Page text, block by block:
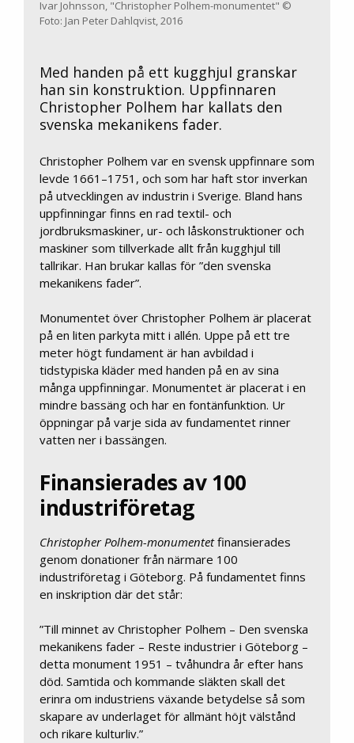
Ivar Johnsson, "Christopher Polhem-monumentet" ©
Foto: Jan Peter Dahlqvist, 2016
Med handen på ett kugghjul granskar
han sin konstruktion. Uppfinnaren
Christopher Polhem har kallats den
svenska mekanikens fader.
Christopher Polhem var en svensk uppfinnare som
levde 1661–1751, och som har haft stor inverkan
på utvecklingen av industrin i Sverige. Bland hans
uppfinningar finns en rad textil- och
jordbruksmaskiner, ur- och låskonstruktioner och
maskiner som tillverkade allt från kugghjul till
tallrikar. Han brukar kallas för ”den svenska
mekanikens fader”.
Monumentet över Christopher Polhem är placerat
på en liten parkyta mitt i allén. Uppe på ett tre
meter högt fundament är han avbildad i
tidstypiska kläder med handen på en av sina
många uppfinningar. Monumentet är placerat i en
mindre bassäng och har en fontänfunktion. Ur
öppningar på varje sida av fundamentet rinner
vatten ner i bassängen.
Finansierades av 100
industriföretag
Christopher Polhem-monumentetfinansierades
genom donationer från närmare 100
industriföretag i Göteborg. På fundamentet finns
en inskription där det står:
”Till minnet av Christopher Polhem – Den svenska
mekanikens fader – Reste industrier i Göteborg –
detta monument 1951 – tvåhundra år efter hans
död. Samtida och kommande släkten skall det
erinra om industriens växande betydelse så som
skapare av underlaget för allmänt höjt välstånd
och rikare kulturliv.”